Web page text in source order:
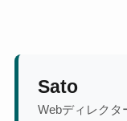
Sato
Webディレクタ